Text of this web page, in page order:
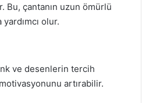
Bu, çantanın uzun ömürlü
olur.
ve desenlerin tercih
artırabilir.